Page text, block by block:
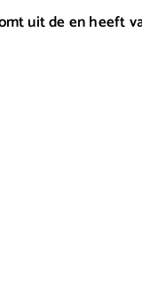
uit de en heeft